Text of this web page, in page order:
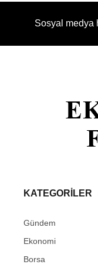
Sosyal medya
KATEGORİLER
Gündem
Ekonomi
Borsa